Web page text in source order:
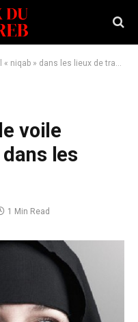
niqab » dans les lieux de travail.
voile
les
1 Min Read